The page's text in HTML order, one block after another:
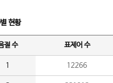
현황
절 수 표제어 수
1 12266